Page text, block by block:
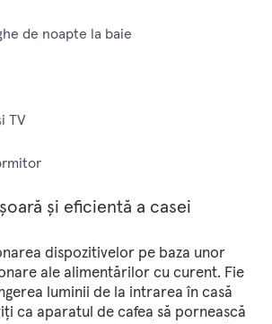
de noapte la baie
TV
și eficientă a casei
dispozitivelor pe baza unor
ale alimentărilor cu curent. Fie
luminii de la intrarea în casă
ca aparatul de cafea să pornească